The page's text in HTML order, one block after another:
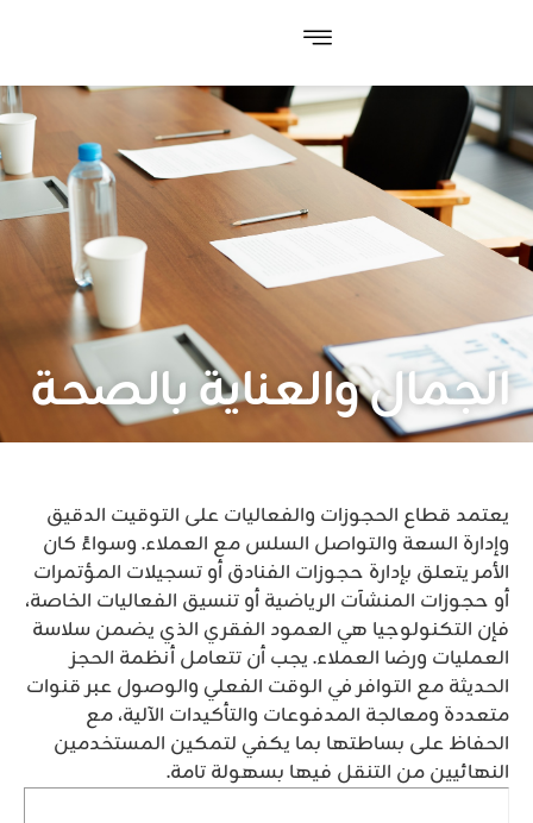
الجمال والعناية بالصحة
يعتمد قطاع الحجوزات والفعاليات على التوقيت الدقيق
وإدارة السعة والتواصل السلس مع العملاء. وسواءً كان
الأمر يتعلق بإدارة حجوزات الفنادق أو تسجيلات المؤتمرات
أو حجوزات المنشآت الرياضية أو تنسيق الفعاليات الخاصة،
فإن التكنولوجيا هي العمود الفقري الذي يضمن سلاسة
العمليات ورضا العملاء. يجب أن تتعامل أنظمة الحجز
الحديثة مع التوافر في الوقت الفعلي والوصول عبر قنوات
متعددة ومعالجة المدفوعات والتأكيدات الآلية، مع
الحفاظ على بساطتها بما يكفي لتمكين المستخدمين
النهائيين من التنقل فيها بسهولة تامة.